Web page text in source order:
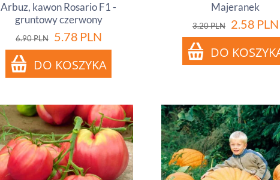
Arbuz, kawon Rosario F1 -
gruntowy czerwony
6.90PLN 5.78 PLN
Majeranek
3.20PLN 2.58 PLN